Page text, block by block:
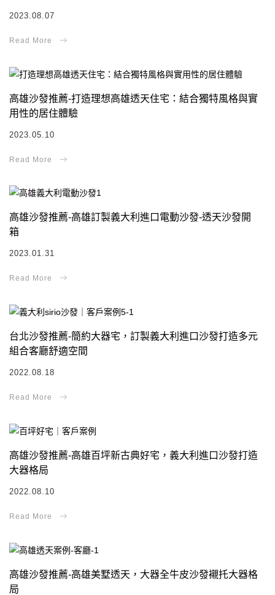
2023.08.07
高雄沙發推薦-打造理想高雄透天住宅：結合獨特風格與實
用性的居住體驗
2023.05.10
高雄沙發推薦-高雄訂製義大利進口電動沙發-透天沙發開
箱
2023.01.31
台北沙發推薦-簡約大器宅，訂製義大利進口沙發打造多元
組合客廳舒適空間
2022.08.18
高雄沙發推薦-高雄百坪新古典好宅，義大利進口沙發打造
大器格局
2022.08.10
高雄沙發推薦-高雄美墅透天，大器全牛皮沙發襯托大器格
局